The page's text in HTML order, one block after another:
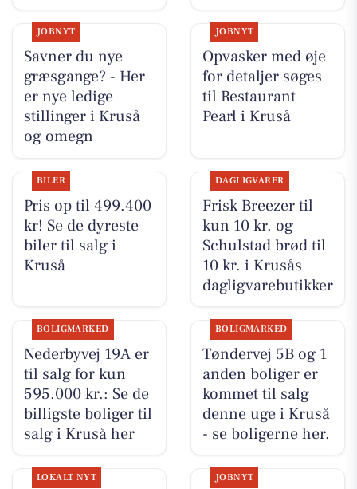
JOBNYT
Savner du nye
græsgange? - Her
er nye ledige
stillinger i Kruså
og omegn
JOBNYT
Opvasker med øje
for detaljer søges
til Restaurant
Pearl i Kruså
BILER
Pris op til 499.400
kr! Se de dyreste
biler til salg i
Kruså
DAGLIGVARER
Frisk Breezer til
kun 10 kr. og
Schulstad brød til
10 kr. i Krusås
dagligvarebutikker
BOLIGMARKED
Nederbyvej 19A er
til salg for kun
595.000 kr.: Se de
billigste boliger til
salg i Kruså her
BOLIGMARKED
Tøndervej 5B og 1
anden boliger er
kommet til salg
denne uge i Kruså
- se boligerne her.
LOKALT NYT JOBNYT